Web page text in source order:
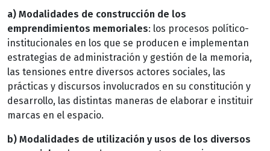
a) Modalidades de construcción de los
emprendimientos memoriales: los procesos político-
institucionales en los que se producen e implementan
estrategias de administración y gestión de la memoria,
las tensiones entre diversos actores sociales, las
prácticas y discursos involucrados en su constitución y
desarrollo, las distintas maneras de elaborar e instituir
marcas en el espacio.
b) Modalidades de utilización y usos de los diversos